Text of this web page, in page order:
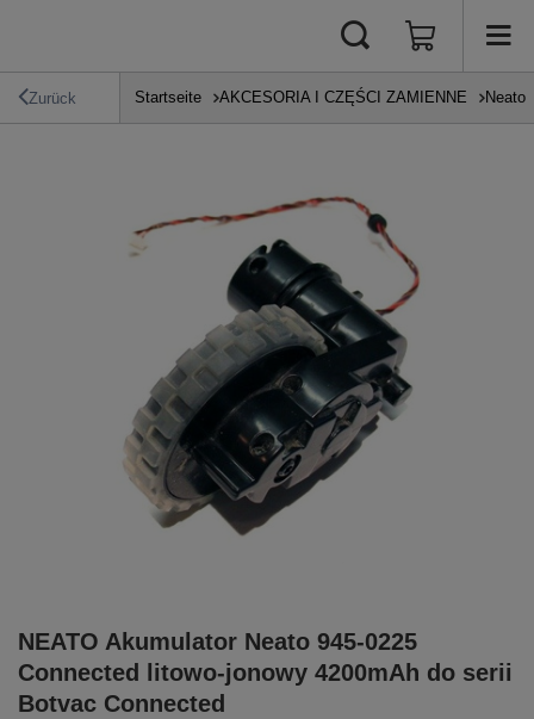
Zurück Startseite AKCESORIA I CZĘŚCI ZAMIENNE Neato
NEATO Akumulator Neato 945-0225
Connected litowo-jonowy 4200mAh do serii
Botvac Connected